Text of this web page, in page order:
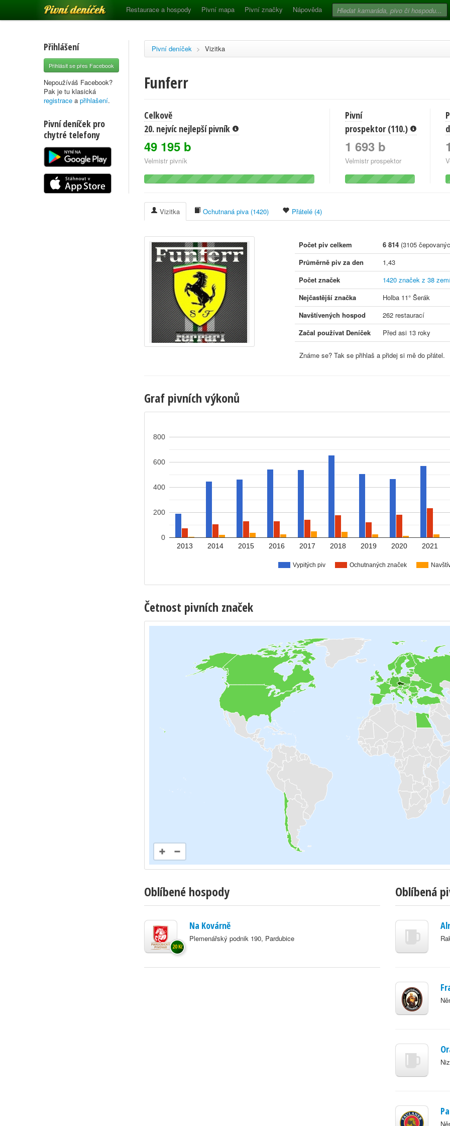
Pivní deníček Restaurace a hospody Pivní mapa Pivní značky Nápověda
Přihlášení
Přihlásit se přes Facebook
Nepoužíváš Facebook?
Pak je tu klasická
registrace a přihlašení.
Pivní deníček pro
chytré telefony
Pivní deníček > Vizitka
Funferr
Celkově
20. nejvíc nejlepší pivník
49 195 b
Velmistr pivník
Pivní
prospektor (110.)
1 693 b
Velmistr prospektor
Vizitka Ochutnaná piva (1420) Přátelé (4)
Počet piv celkem 6 814 (3105
Průměrně piv za den
1,43
Počet značek
1420 značek z 38
Nejčastější značka
Holba 11° Šerák
Navštívených hospod
262 restaurací
Začal používat Deníček
Před asi 13 roky
Známe se? Tak se přihlaš a přidej si mě do přátel.
Graf pivních výkonů
Vypitých piv Ochutnaných značek
2013 2014 2015 2016 2017 2018 2019 2020 2021
0
200
400
600
800
Četnost pivních značek
Oblíbené hospody
Na Kovárně
Plemenářský podnik 190, Pardubice
20 Kč
Oblíbená